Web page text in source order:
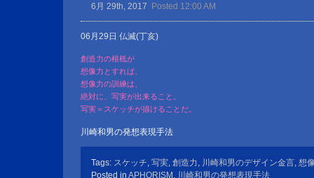
6月 29th, 2017 Posted 12:00 AM
06月29日 仏滅(丁亥)
創造力の根柢が
想像力とすれば、
想像力の訓練は、
絶対に、写実が出来ること。
写実＝スケッチが描けることだ。
川崎和男の発想表現手法
Tags: スケッチ 写実 創造力 川崎和男のデザイン金言 想
Posted in APHORISM 川崎和男の発想表現手法